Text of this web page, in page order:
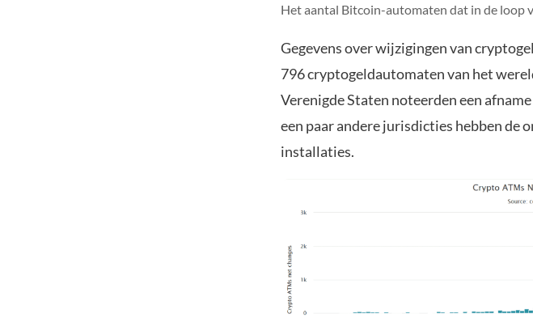
Het aantal Bitcoin-automaten dat in de loop
Gegevens over wijzigingen van
796 cryptogeldautomaten van het
Verenigde Staten noteerden een
een paar andere jurisdicties hebben de
installaties.